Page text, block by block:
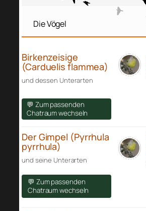
Die Vögel
Birkenzeisige
(Carduelis flammea)
und dessen Unterarten
💬 Zum passenden
Chatraum wechseln
Der Gimpel (Pyrrhula
pyrrhula)
und seine Unterarten
💬 Zum passenden
Chatraum wechseln